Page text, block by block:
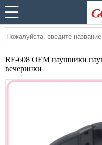
RF-608 OEM наушники
вечеринки